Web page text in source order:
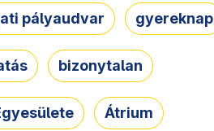
pályaudvar gyereknap
bizonytalan
Átrium